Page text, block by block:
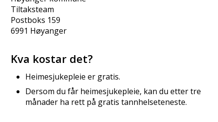
Tiltaksteam
Postboks 159
6991 Høyanger
Kva kostar det?
Heimesjukepleie er gratis.
Dersom du får heimesjukepleie, kan du etter tre
månader ha rett på gratis tannhelseteneste.